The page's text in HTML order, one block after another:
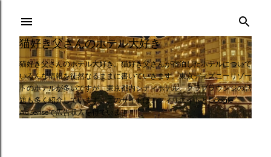
スキップしてメイン コンテンツに移動
猫好き父さんのホテル大好き
猫好き父さんのホテル大好き。猫好き父さんが宿泊したホテルについて
いろんな情報を徒然なるままに書いていきます。東京ディズニーリゾー
トのホテルが多いですが、東京都内シティホテル、クラブラウンジの話
題も多く紹介しています。このサイトはアフィリエイトとGoogle
AdSenseで広告収入を得ています。